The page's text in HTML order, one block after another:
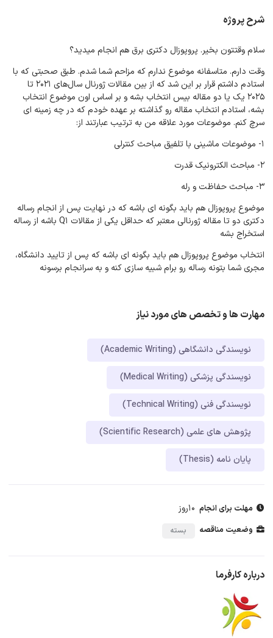
شرح پروژه
سلام وقتتون بخیر. پروپوزال دکتری برق هم انجام میدید؟
وقت دارم. متاسفانه موضوع ندارم که مزاحم شما شدم. طبق صحبتی که با
استادم داشتم قرار بر این شد که از بین مقالات ژورنال سال‌های ۲۰۲۱ تا
۲۰۲۵ یک یا دو مقاله بیس انتخاب بشه و بر اساس اون موضوع انتخاب
بشه، استادم انتخاب مقاله رو گذاشته بر عهده خودم که در چه زمینه ای
سرچ کنم. موضوعات مورد علاقه من به ترتیب عبارتند از:
۱- موضوعات ماشینی با تلفیق مباحث کنترلی
۲- مباحث الکترونیک قدرت
۳- مباحث حفاظت و رله
موضوع پروپوزال هم باید بگونه ای باشه که در نهایت پس از انجام رساله
دکتری دو تا مقاله ژورنالی معتبر که حداقل یکی از مقالات Q1 باشه از رساله
استخراج بشه
انتخاب موضوع پروپوزال هم باید بگونه ای باشه که پس از تایید دانشگاه،
مجری شما بتونه رساله رو برام شبیه سازی کنه و به سرانجام برسونه
مهارت ها و تخصص های مورد نیاز
نویسندگی دانشگاهی (Academic Writing)
نویسندگی پزشکی (Medical Writing)
نویسندگی فنی (Technical Writing)
پژوهش های علمی (Scientific Research)
پایان نامه (Thesis)
مهلت برای انجام 10روز
وضعیت مناقصه بسته
درباره کارفرما